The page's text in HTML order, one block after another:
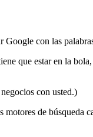
con las
que estar en la
con usted.)
motores de búsqueda